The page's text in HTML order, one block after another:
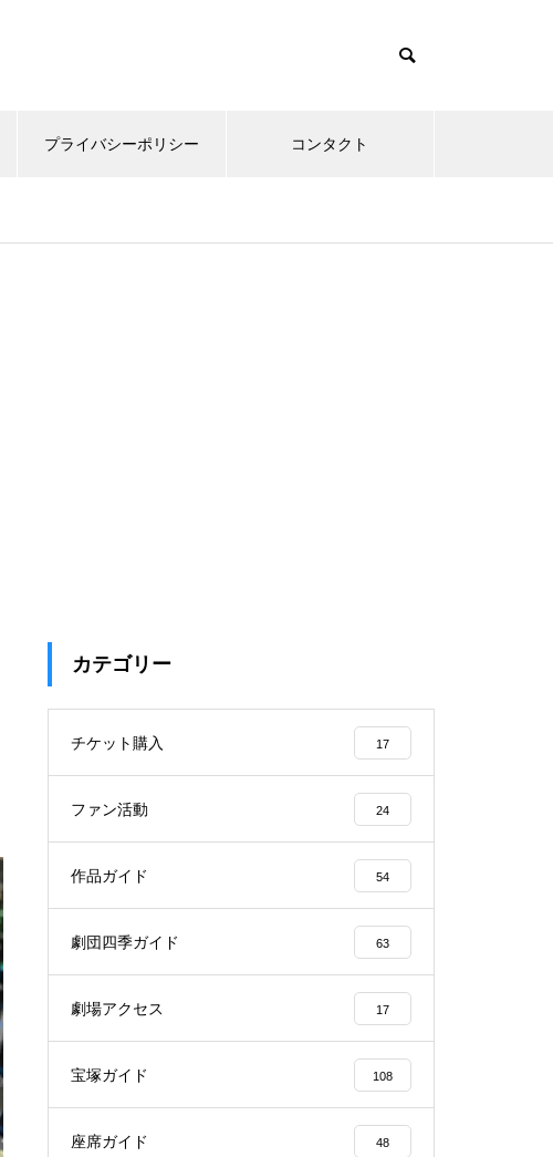
プライバシーポリシー コンタクト
カテゴリー
チケット購入 17
ファン活動 24
作品ガイド 54
劇団四季ガイド 63
劇場アクセス 17
宝塚ガイド 108
座席ガイド 48